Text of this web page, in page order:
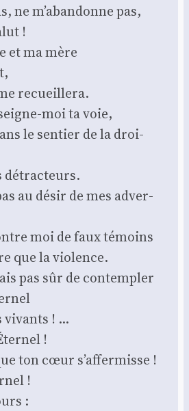
ne m’abandonne pas,
!
et ma mère
recueille­ra.
moi ta voie,
le sen­tier de la droi­
détrac­teurs.
au désir de mes adver­
moi de faux témoins
que la vio­lence.
pas sûr de contem­pler
vivants ! …
!
ton cœur s’affermisse !
!
: